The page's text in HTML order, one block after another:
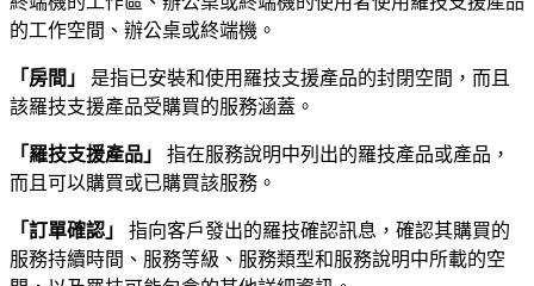
的工作空間、辦公桌或終端機。
「房間」
是指已安裝和使用羅技支援產品的封閉空間，而且
該羅技支援產品受購買的服務涵蓋。
「羅技支援產品」
指在服務說明中列出的羅技產品或產品，
而且可以購買或已購買該服務。
「訂單確認」
指向客戶發出的羅技確認訊息，確認其購買的
服務持續時間、服務等級、服務類型和服務說明中所載的空